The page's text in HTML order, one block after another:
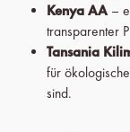
Kenya AA–
transparenter
Tansania
für
sind.